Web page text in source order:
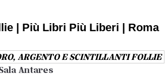
| Più Libri Più Liberi | Roma
ARGENTO E SCINTILLANTI FOLLIE
Antares